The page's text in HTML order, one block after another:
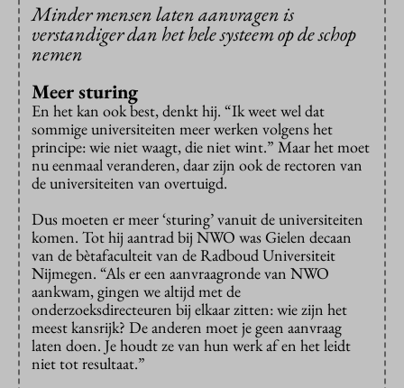
Minder mensen laten aanvragen is
verstandiger dan het hele systeem op de schop
nemen
Meer sturing
En het kan ook best, denkt hij. “Ik weet wel dat
sommige universiteiten meer werken volgens het
principe: wie niet waagt, die niet wint.” Maar het moet
nu eenmaal veranderen, daar zijn ook de rectoren van
de universiteiten van overtuigd.
Dus moeten er meer ‘sturing’ vanuit de universiteiten
komen. Tot hij aantrad bij NWO was Gielen decaan
van de bètafaculteit van de Radboud Universiteit
Nijmegen. “Als er een aanvraagronde van NWO
aankwam, gingen we altijd met de
onderzoeksdirecteuren bij elkaar zitten: wie zijn het
meest kansrijk? De anderen moet je geen aanvraag
laten doen. Je houdt ze van hun werk af en het leidt
niet tot resultaat.”